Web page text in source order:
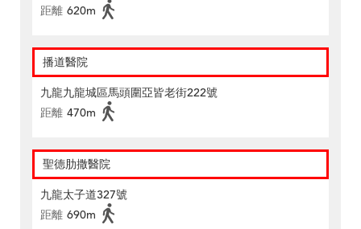
距離 620m
播道醫院
九龍九龍城區馬頭圍亞皆老街222號
距離 470m
聖德肋撒醫院
九龍太子道327號
距離 690m